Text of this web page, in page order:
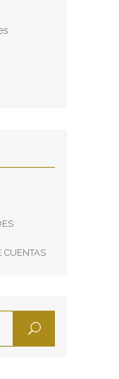
CUENTAS